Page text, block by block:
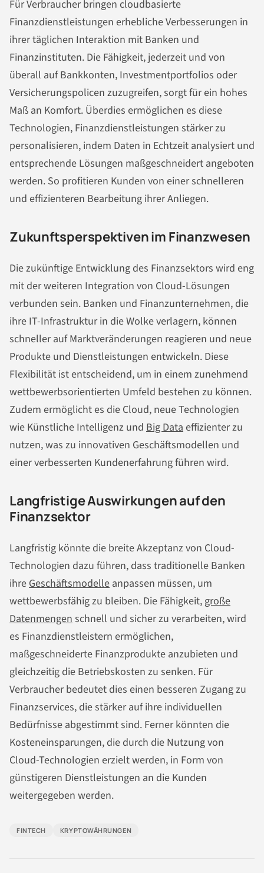
Für Verbraucher bringen cloudbasierte
Finanzdienstleistungen erhebliche Verbesserungen in
ihrer täglichen Interaktion mit Banken und
Finanzinstituten. Die Fähigkeit, jederzeit und von
überall auf Bankkonten, Investmentportfolios oder
Versicherungspolicen zuzugreifen, sorgt für ein hohes
Maß an Komfort. Überdies ermöglichen es diese
Technologien, Finanzdienstleistungen stärker zu
personalisieren, indem Daten in Echtzeit analysiert und
entsprechende Lösungen maßgeschneidert angeboten
werden. So profitieren Kunden von einer schnelleren
und effizienteren Bearbeitung ihrer Anliegen.
Zukunftsperspektiven im Finanzwesen
Die zukünftige Entwicklung des Finanzsektors wird eng
mit der weiteren Integration von Cloud-Lösungen
verbunden sein. Banken und Finanzunternehmen, die
ihre IT-Infrastruktur in die Wolke verlagern, können
schneller auf Marktveränderungen reagieren und neue
Produkte und Dienstleistungen entwickeln. Diese
Flexibilität ist entscheidend, um in einem zunehmend
wettbewerbsorientierten Umfeld bestehen zu können.
Zudem ermöglicht es die Cloud, neue Technologien
wie Künstliche Intelligenz und Big Data effizienter zu
nutzen, was zu innovativen Geschäftsmodellen und
einer verbesserten Kundenerfahrung führen wird.
Langfristige Auswirkungen auf den
Finanzsektor
Langfristig könnte die breite Akzeptanz von Cloud-
Technologien dazu führen, dass traditionelle Banken
ihreGeschäftsmodelle anpassen müssen, um
wettbewerbsfähig zu bleiben. Die Fähigkeit,große
Datenmengenschnell und sicher zu verarbeiten, wird
es Finanzdienstleistern ermöglichen,
maßgeschneiderte Finanzprodukte anzubieten und
gleichzeitig die Betriebskosten zu senken. Für
Verbraucher bedeutet dies einen besseren Zugang zu
Finanzservices, die stärker auf ihre individuellen
Bedürfnisse abgestimmt sind. Ferner könnten die
Kosteneinsparungen, die durch die Nutzung von
Cloud-Technologien erzielt werden, in Form von
günstigeren Dienstleistungen an die Kunden
weitergegeben werden.
FINTECH KRYPTOWÄHRUNGEN